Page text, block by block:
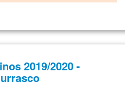
2019/2020 -